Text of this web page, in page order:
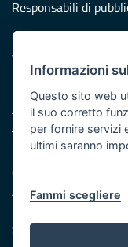
Responsabili di
Protezione civile
Vai al sito di
Iniziativa finanziata
Asse XI
Note legali
Cookie e privacy
Atti di notifica
Servizi Intranet
Informazioni
Questo sito web
il suo corretto
per fornire servizi
ultimi saranno
Fammi scegliere